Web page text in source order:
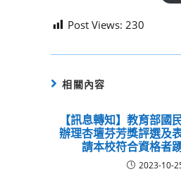
Post Views: 230
相關內容
【訊息轉知】教育部國
辦理杏壇芬芳獎評選及
請本校符合資格者
2023-10-